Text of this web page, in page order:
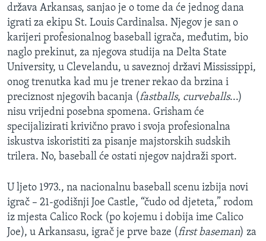
država Arkansas, sanjao je o tome da će jednog dana
igrati za ekipu St. Louis Cardinalsa. Njegov je san o
karijeri profesionalnog baseball igrača, međutim, bio
naglo prekinut, za njegova studija na Delta State
University, u Clevelandu, u saveznoj državi Mississippi,
onog trenutka kad mu je trener rekao da brzina i
preciznost njegovih bacanja (fastballs, curveballs...)
nisu vrijedni posebna spomena. Grisham će
specijalizirati krivično pravo i svoja profesionalna
iskustva iskoristiti za pisanje majstorskih sudskih
trilera. No, baseball će ostati njegov najdraži sport.
U ljeto 1973., na nacionalnu baseball scenu izbija novi
igrač – 21-godišnji Joe Castle, “čudo od djeteta,” rodom
iz mjesta Calico Rock (po kojemu i dobija ime Calico
Joe), u Arkansasu, igrač je prve baze (first baseman) za